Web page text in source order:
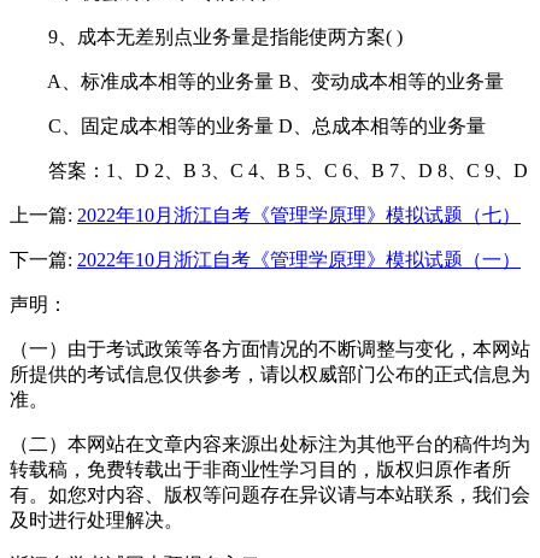
9、成本无差别点业务量是指能使两方案( )
A、标准成本相等的业务量 B、变动成本相等的业务量
C、固定成本相等的业务量 D、总成本相等的业务量
答案：1、D 2、B 3、C 4、B 5、C 6、B 7、D 8、C 9、D
上一篇: 2022年10月浙江自考《管理学原理》模拟试题（七）
下一篇: 2022年10月浙江自考《管理学原理》模拟试题（一）
声明：
（一）由于考试政策等各方面情况的不断调整与变化，本网站
所提供的考试信息仅供参考，请以权威部门公布的正式信息为
准。
（二）本网站在文章内容来源出处标注为其他平台的稿件均为
转载稿，免费转载出于非商业性学习目的，版权归原作者所
有。如您对内容、版权等问题存在异议请与本站联系，我们会
及时进行处理解决。